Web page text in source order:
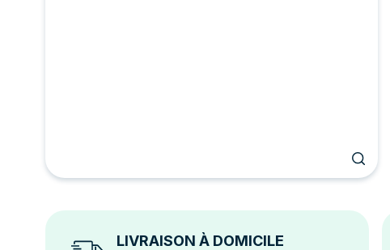
LIVRAISON À DOMICILE